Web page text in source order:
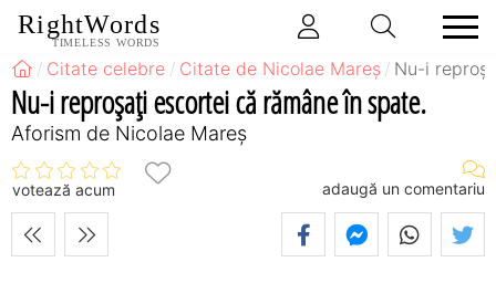
RightWords
TIMELESS WORDS
Citate celebre Citate de Nicolae Mareș Nu-i
Nu-i reproşaţi escortei că rămâne în spate.
Aforism de Nicolae Mareș
votează acum adaugă un comentariu